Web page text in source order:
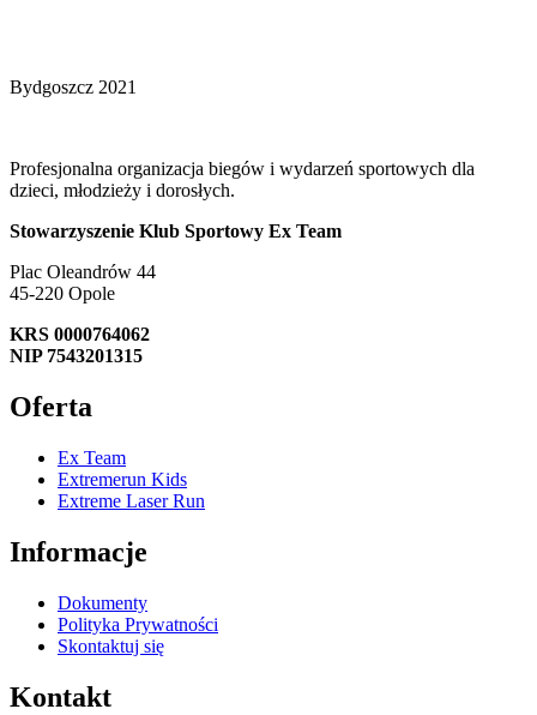
Bydgoszcz 2021
Profesjonalna organizacja biegów i wydarzeń sportowych dla
dzieci, młodzieży i dorosłych.
Stowarzyszenie Klub Sportowy Ex Team
Plac Oleandrów 44
45-220 Opole
KRS 0000764062
NIP 7543201315
Oferta
Ex Team
Extremerun Kids
Extreme Laser Run
Informacje
Dokumenty
Polityka Prywatności
Skontaktuj się
Kontakt